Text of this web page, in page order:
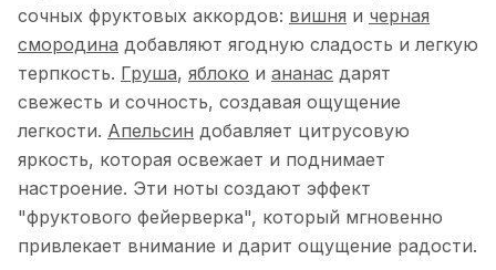
сочных фруктовых аккордов: вишня и черная
смородина добавляют ягодную сладость и легкую
терпкость. Груша, яблоко и ананас дарят
свежесть и сочность, создавая ощущение
легкости. Апельсин добавляет цитрусовую
яркость, которая освежает и поднимает
настроение. Эти ноты создают эффект
"фруктового фейерверка", который мгновенно
привлекает внимание и дарит ощущение радости.